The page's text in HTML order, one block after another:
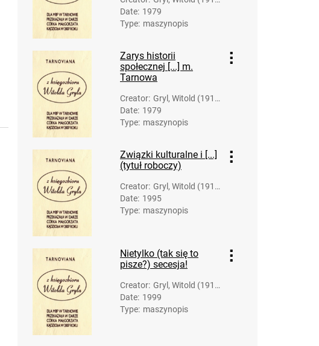
-2007)
Date: 1979
Type: maszynopis
Zarys historii
społecznej [...] m.
Tarnowa
Creator: Gryl, Witold (1919
-2007)
Date: 1979
Type: maszynopis
Związki kulturalne i [...]
(tytuł roboczy)
Creator: Gryl, Witold (1919
-2007)
Date: 1995
Type: maszynopis
Nietylko (tak się to
pisze?) secesja!
Creator: Gryl, Witold (1919
-2007)
Date: 1999
Type: maszynopis